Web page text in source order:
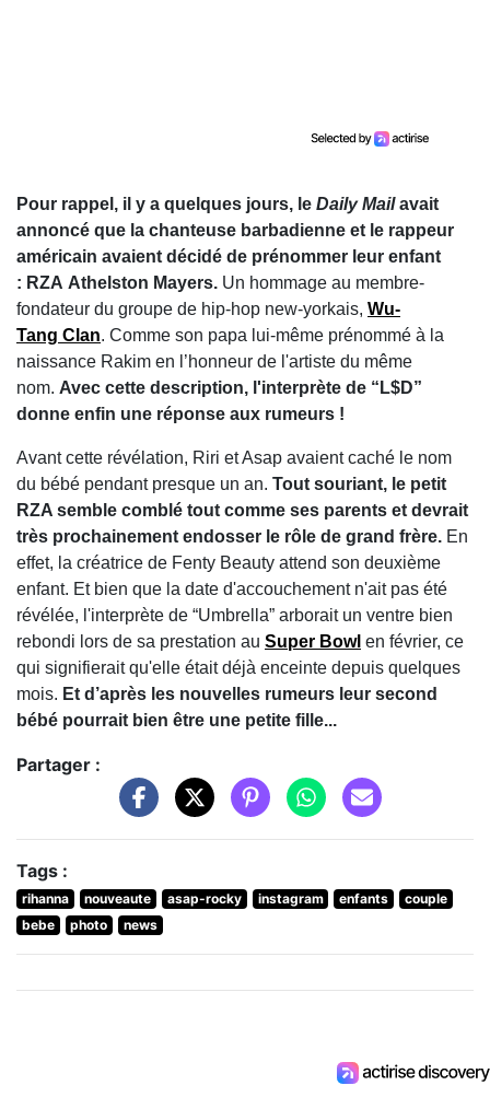
Pour rappel, il y a quelques jours, le Daily Mailavait
annoncé que la chanteuse barbadienne et le rappeur
américain avaient décidé de prénommer leur enfant
: RZA Athelston Mayers. Un hommage au membre-
fondateur du groupe de hip-hop new-yorkais, Wu-
Tang Clan. Comme son papa lui-même prénommé à la
naissance Rakim en l’honneur de l'artiste du même
nom. Avec cette description, l'interprète de “L$D”
donne enfin une réponse aux rumeurs !
Avant cette révélation, Riri et Asap avaient caché le nom
du bébé pendant presque un an. Tout souriant, le petit
RZA semble comblé tout comme ses parents et devrait
très prochainement endosser le rôle de grand frère. En
effet, la créatrice de Fenty Beauty attend son deuxième
enfant. Et bien que la date d'accouchement n'ait pas été
révélée, l'interprète de “Umbrella” arborait un ventre bien
rebondi lors de sa prestation au Super Bowl en février, ce
qui signifierait qu'elle était déjà enceinte depuis quelques
mois. Et d’après les nouvelles rumeurs leur second
bébé pourrait bien être une petite fille...
Partager :
Tags :
rihanna nouveaute asap-rocky instagram enfants
couple
bebe
photo news